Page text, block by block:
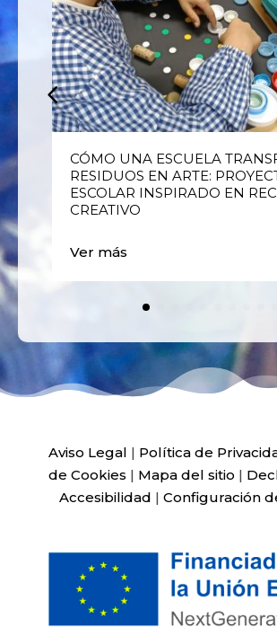
CÓMO UNA ESCUELA
RESIDUOS EN ARTE:
ESCOLAR INSPIRADO EN
CREATIVO
Ver más
Aviso Legal | Política de
de Cookies | Mapa del sitio |
Accesibilidad | Configuración